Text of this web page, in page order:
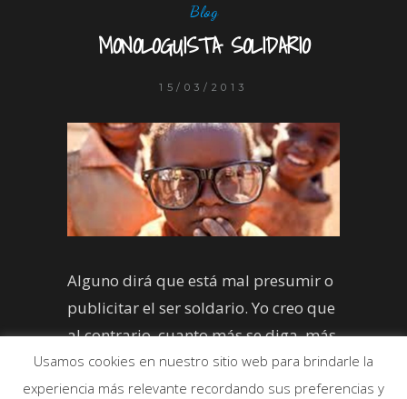
Blog
MONOLOGUISTA SOLIDARIO
15/03/2013
Alguno dirá que está mal presumir o
publicitar el ser soldario. Yo creo que
al contrario, cuanto más se diga, más
puede que a cualquier otra persona
le entre el gusanillo de ser solidario.
Usamos cookies en nuestro sitio web para brindarle la
experiencia más relevante recordando sus preferencias y